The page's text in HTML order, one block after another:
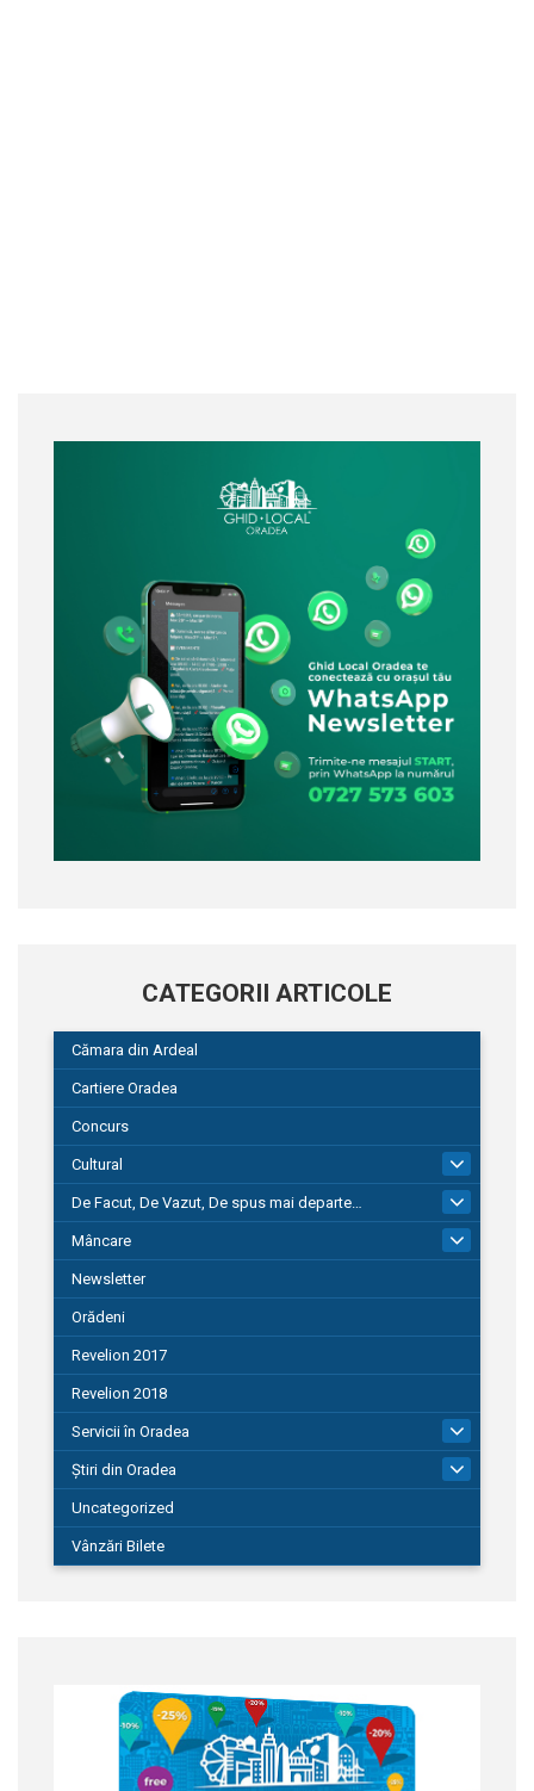
CATEGORII ARTICOLE
Cămara din Ardeal
Cartiere Oradea
Concurs
Cultural
De Facut, De Vazut, De spus mai departe…
580
Mâncare
Newsletter
Orădeni
Revelion 2017
Revelion 2018
Servicii în Oradea
Știri din Oradea
Uncategorized
Vânzări Bilete